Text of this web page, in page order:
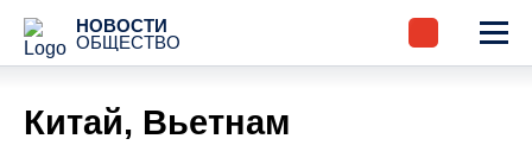
НОВОСТИ
ОБЩЕСТВО
Китай, Вьетнам